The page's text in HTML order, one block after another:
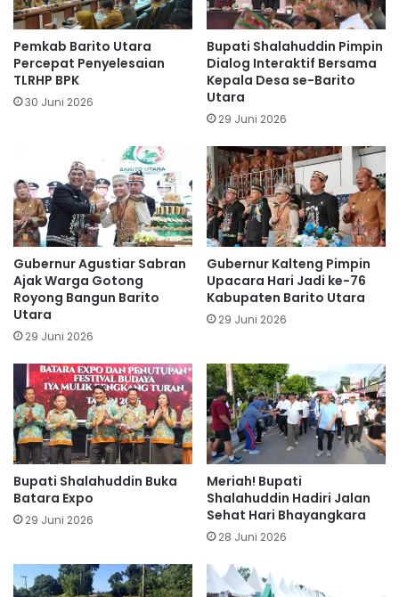
Pemkab Barito Utara
Percepat Penyelesaian
TLRHP BPK
30 Juni 2026
Bupati Shalahuddin Pimpin
Dialog Interaktif Bersama
Kepala Desa se-Barito
Utara
29 Juni 2026
Gubernur Agustiar Sabran
Ajak Warga Gotong
Royong Bangun Barito
Utara
29 Juni 2026
Gubernur Kalteng Pimpin
Upacara Hari Jadi ke-76
Kabupaten Barito Utara
29 Juni 2026
Bupati Shalahuddin Buka
Batara Expo
29 Juni 2026
Meriah! Bupati
Shalahuddin Hadiri Jalan
Sehat Hari Bhayangkara
28 Juni 2026